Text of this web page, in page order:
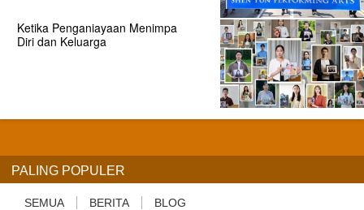
Ketika Penganiayaan Menimpa
Diri dan Keluarga
PALING POPULER
SEMUA BERITA BLOG